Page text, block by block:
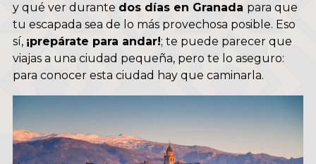
y qué ver durante dos días en Granada para que
tu escapada sea de lo más provechosa posible. Eso
sí, ¡prepárate para andar!; te puede parecer que
viajas a una ciudad pequeña, pero te lo aseguro:
para conocer esta ciudad hay que caminarla.